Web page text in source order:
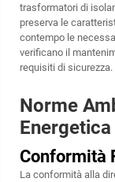
trasformatori di
preserva le
contempo le
verificano il
requisiti di sicurezza.
Norme
Energetica
Conformità
La conformità alla